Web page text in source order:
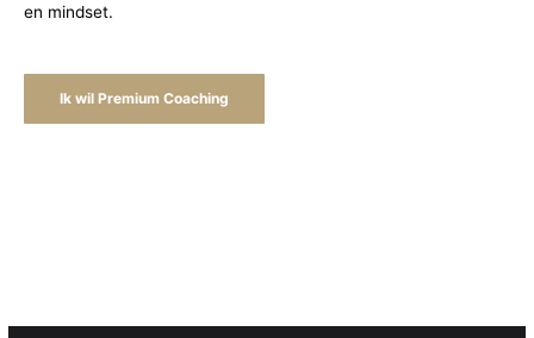
en mindset.
Ik wil Premium Coaching